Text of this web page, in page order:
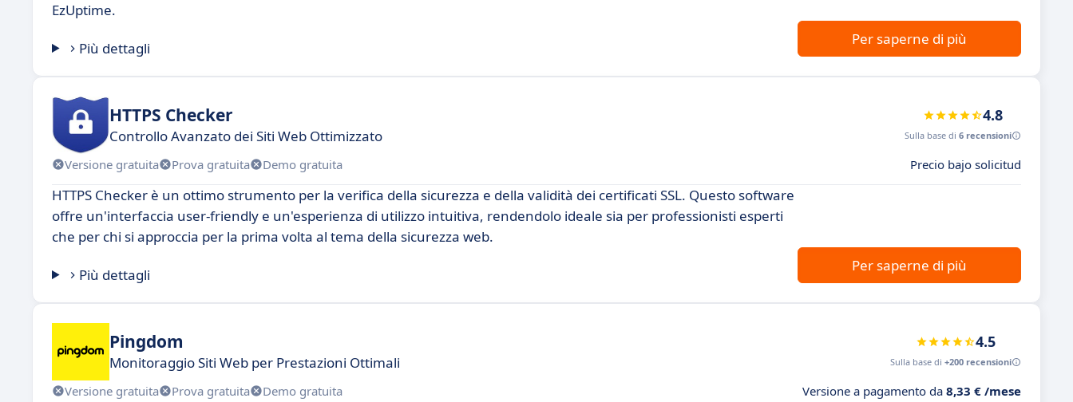
EzUptime.
Più dettagli
Per saperne di più
HTTPS Checker
Controllo Avanzato dei Siti Web Ottimizzato
4.8
Sulla base di 6 recensioni
Versione gratuita Prova gratuita Demo gratuita Precio bajo solicitud
HTTPS Checker è un ottimo strumento per la verifica della sicurezza e della validità dei certificati SSL. Questo software
offre un'interfaccia user-friendly e un'esperienza di utilizzo intuitiva, rendendolo ideale sia per professionisti esperti
che per chi si approccia per la prima volta al tema della sicurezza web.
Più dettagli
Per saperne di più
Pingdom
Monitoraggio Siti Web per Prestazioni Ottimali
4.5
Sulla base di +200 recensioni
Versione gratuita Prova gratuita Demo gratuita Versione a pagamento da 8,33 € /mese